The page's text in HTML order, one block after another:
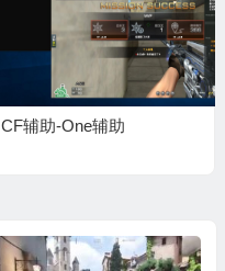
CF辅助-One辅助